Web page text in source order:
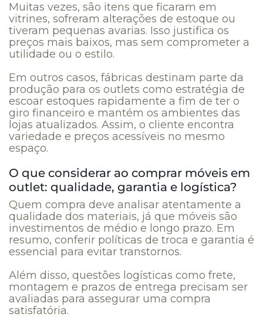
Muitas vezes, são itens que ficaram em
vitrines, sofreram alterações de estoque ou
tiveram pequenas avarias. Isso justifica os
preços mais baixos, mas sem comprometer a
utilidade ou o estilo.
Em outros casos, fábricas destinam parte da
produção para os outlets como estratégia de
escoar estoques rapidamente a fim de ter o
giro financeiro e mantém os ambientes das
lojas atualizados. Assim, o cliente encontra
variedade e preços acessíveis no mesmo
espaço.
O que considerar ao comprar móveis em
outlet: qualidade, garantia e logística?
Quem compra deve analisar atentamente a
qualidade dos materiais, já que móveis são
investimentos de médio e longo prazo. Em
resumo, conferir políticas de troca e garantia é
essencial para evitar transtornos.
Além disso, questões logísticas como frete,
montagem e prazos de entrega precisam ser
avaliadas para assegurar uma compra
satisfatória.